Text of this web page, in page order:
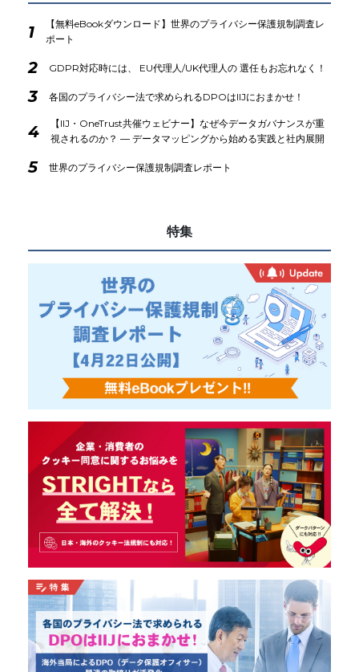
1
【無料eBookダウンロード】世界のプライバシー保護規制調査レ
ポート
2 GDPR対応時には、 EU代理人/UK代理人の 選任もお忘れなく！
3 各国のプライバシー法で求められるDPOはIIJにおまかせ！
4
【IIJ・OneTrust共催ウェビナー】なぜ今データガバナンスが重
視されるのか？ ― データマッピングから始める実践と社内展開
5 世界のプライバシー保護規制調査レポート
特集